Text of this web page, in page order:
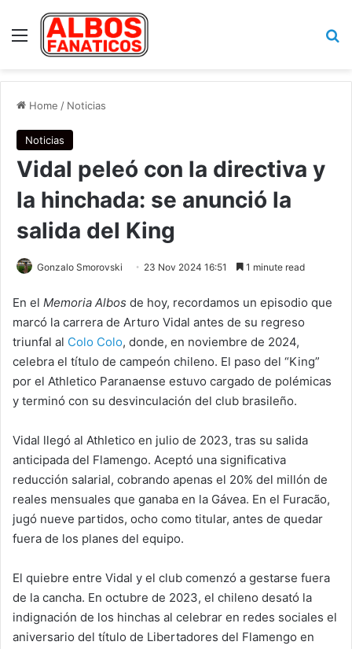
Menu
Home / Noticias
Noticias
Vidal peleó con la directiva y
la hinchada: se anunció la
salida del King
Gonzalo Smorovski 23 Nov 2024 16:51 1 minute read
En el Memoria Albos de hoy, recordamos un episodio que
marcó la carrera de Arturo Vidal antes de su regreso
triunfal al Colo Colo, donde, en noviembre de 2024,
celebra el título de campeón chileno. El paso del “King”
por el Athletico Paranaense estuvo cargado de polémicas
y terminó con su desvinculación del club brasileño.
Vidal llegó al Athletico en julio de 2023, tras su salida
anticipada del Flamengo. Aceptó una significativa
reducción salarial, cobrando apenas el 20% del millón de
reales mensuales que ganaba en la Gávea. En el Furacão,
jugó nueve partidos, ocho como titular, antes de quedar
fuera de los planes del equipo.
El quiebre entre Vidal y el club comenzó a gestarse fuera
de la cancha. En octubre de 2023, el chileno desató la
indignación de los hinchas al celebrar en redes sociales el
aniversario del título de Libertadores del Flamengo en